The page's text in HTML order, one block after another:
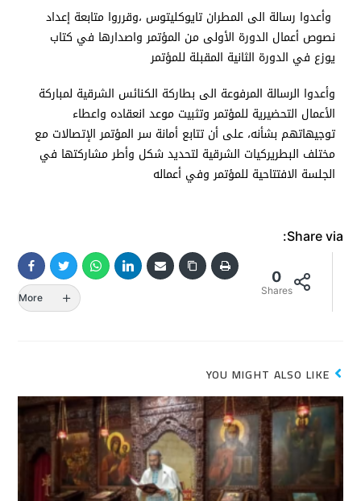
وأعدوا رسالة الى المطران تايوكليتوس ،وقرروا متابعة إعداد
نصوص أعمال الدورة الأولى من المؤتمر واصدارها في كتاب
يوزع في الدورة الثانية المقبلة للمؤتمر
وأعدوا الرسالة المرفوعة الى بطاركة الكنائس الشرقية لمباركة
الأعمال التحضيرية للمؤتمر وتثبيت موعد انعقاده واعطاء
توجيهاتهم بشأنه، على أن تتابع أمانة سر المؤتمر الإتصالات مع
مختلف البطريركيات الشرقية لتحديد شكل وأطر مشاركتها في
الجلسة الافتتاحية للمؤتمر وفي أعماله
Share via:
0
Shares
More
YOU MIGHT ALSO LIKE